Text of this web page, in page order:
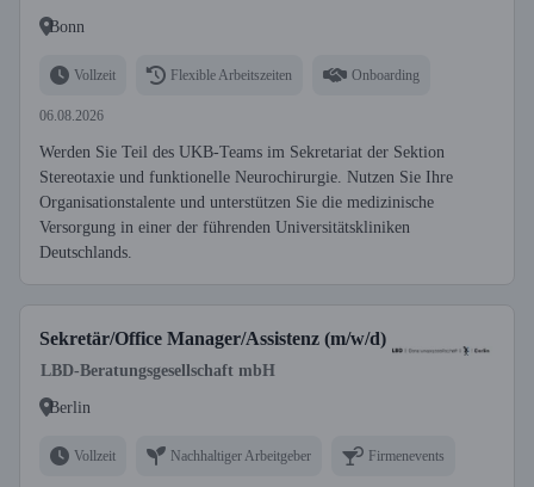
Bonn
Vollzeit Flexible Arbeitszeiten Onboarding
06.08.2026
Werden Sie Teil des UKB-Teams im Sekretariat der Sektion
Stereotaxie und funktionelle Neurochirurgie. Nutzen Sie Ihre
Organisationstalente und unterstützen Sie die medizinische
Versorgung in einer der führenden Universitätskliniken
Deutschlands.
Sekretär/Office Manager/Assistenz (m/w/d)
LBD-Beratungsgesellschaft mbH
Berlin
Vollzeit Nachhaltiger Arbeitgeber Firmenevents